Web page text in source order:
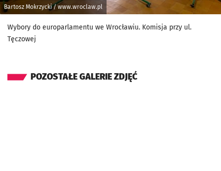
Bartosz Mokrzycki / www.wroclaw.pl
Wybory do europarlamentu we Wrocławiu. Komisja przy ul.
Tęczowej
POZOSTAŁE GALERIE ZDJĘĆ